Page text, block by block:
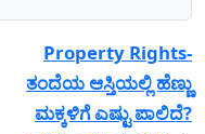
Property Rights-
ತಂದೆಯ ಆಸ್ತಿಯಲ್ಲಿ ಹೆಣ್ಣು
ಮಕ್ಕಳಿಗೆ ಎಷ್ಟು ಪಾಲಿದೆ?